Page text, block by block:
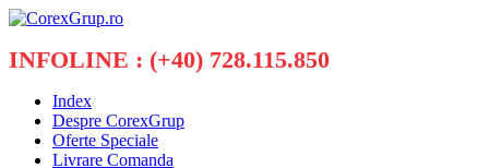
INFOLINE : (+40) 728.115.850
Index
Despre CorexGrup
Oferte Speciale
Livrare Comanda